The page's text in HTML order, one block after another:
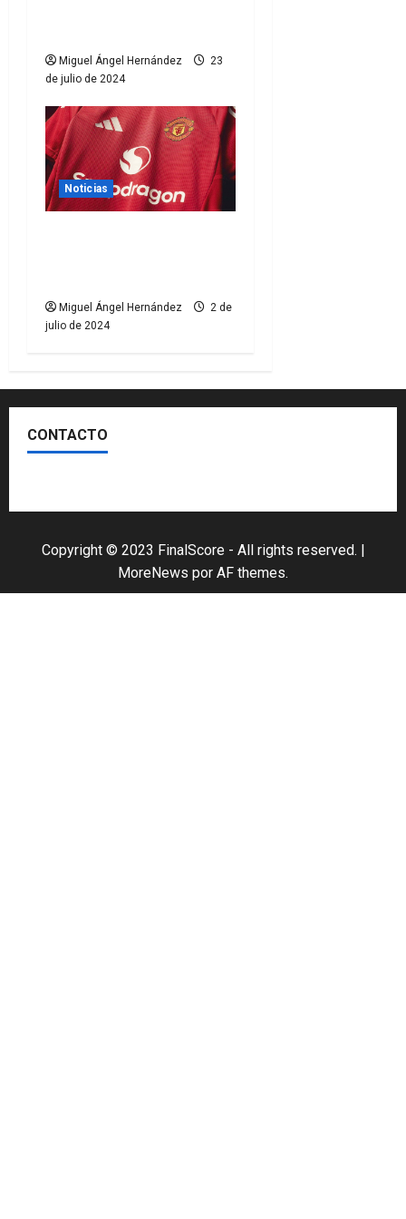
r
a
d
a
s
Miguel Ángel Hernández
23
de julio de 2024
Noticias
Miguel Ángel Hernández
2 de
julio de 2024
CONTACTO
Copyright © 2023 FinalScore - All rights reserved.
MoreNews por AF themes.